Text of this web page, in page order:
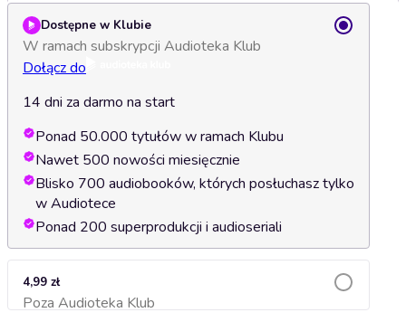
Dostępne w Klubie
W ramach subskrypcji Audioteka Klub
Dołącz do
14 dni za darmo na start
Ponad 50.000 tytułów w ramach Klubu
Nawet 500 nowości miesięcznie
Blisko 700 audiobooków, których posłuchasz tylko
w Audiotece
Ponad 200 superprodukcji i audioseriali
4,99 zł
Poza Audioteka KlubDodaj do koszyka